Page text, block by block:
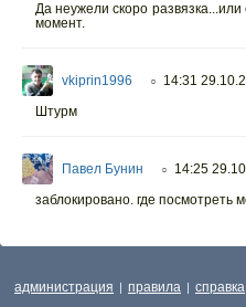
Да неужели скоро
момент.
vkiprin1996 ○ 14:31
Штурм
Павел Бунин ○ 14:25
заблокировано. где посмотреть
администрация | правила | справка